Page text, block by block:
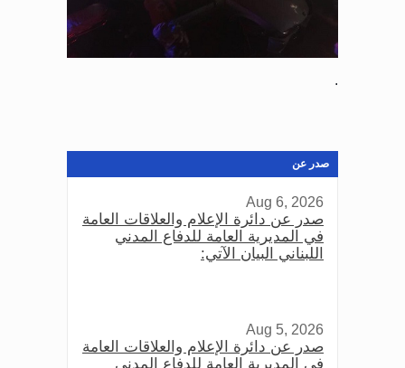
.
صدر عن
Aug 6, 2026
صدر عن دائرة الإعلام والعلاقات العامة
في المديرية العامة للدفاع المدني
اللبناني البيان الآتي:
Aug 5, 2026
صدر عن دائرة الإعلام والعلاقات العامة
في المديرية العامة للدفاع المدني